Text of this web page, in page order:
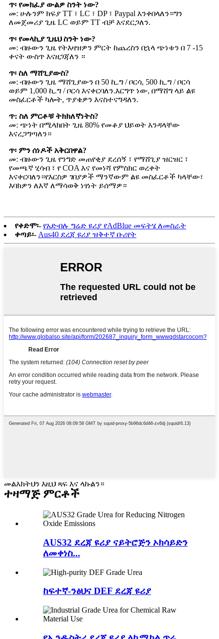
ጥ፡ የመክፈያ ውልዎ ስንት ነው?
መ: ሁሉንም ክፍያ TT ፣ LC ፣ DP ፣ Paypal እንቀበላለን።ግን
ለመጀመሪያ ጊዜ LC ወይም TT ብቻ እናደርጋለን.
ጥ፡ የመላኪያ ጊዜህ ስንት ነው?
መ: ብዙውን ጊዜ የትእዛዝዎን ምርት ከጨረስን በኋላ ጭነቱን በ 7 -15
ቀናት ውስጥ እናዘጋጃለን ።
ጥ፡ ስለ ማሸጊያውስ?
መ: ብዙውን ጊዜ ማሸጊያውን በ 50 ኪ.ግ / ቦርሳ, 500 ኪ.ግ / ቦርሳ
ወይም 1,000 ኪ.ግ / ቦርሳ እናቀርባለን.እርግጥ ነው, በማሸግ ላይ ልዩ
መስፈርቶች ካሎት, ጥያቄዎን እናስተናግዳለን.
ጥ: ስለ ምርቶቹ ትክክለኛነትስ?
መ: ጭነት በሚላክበት ጊዜ 80% የመቆያ ህይወት እንዳላቸው
እናረጋግጣለን።
ጥ፡ ምን ሰነዶች አቅርበዋል?
መ: ብዙውን ጊዜ የንግድ መጠየቂያ ደረሰኝ ፣ የማሸጊያ ዝርዝር ፣
የመጫኛ ሂሳብ ፣ የ COA እና የመነሻ የምስክር ወረቀት
እናቀርባለን።የእርስዎ ገበያዎች ማንኛውም ልዩ መስፈርቶች ካላቸው፣
እባክዎን ለእኛ ለማሳወቅ ነፃነት ይሰማዎ።
የቀድሞ፡- የአድብሉ ግሬድ ዩሪያ የAdBlue መፍትሄ ለመስራት
ቀጣይ፡- Aus40 ደረጃ ዩሪያ ዝቅተኛ ቡሪየት
መልእክትህን እዚህ ጻፍ እና ላኩልን።
ተዛማጅ ምርቶች
AUS32 ደረጃ ዩሪያ ናይትሮጅን ኦክሳይድን
ለመቀነስ...
ከፍተኛ-ንፅህና DEF ደረጃ ዩሪያ